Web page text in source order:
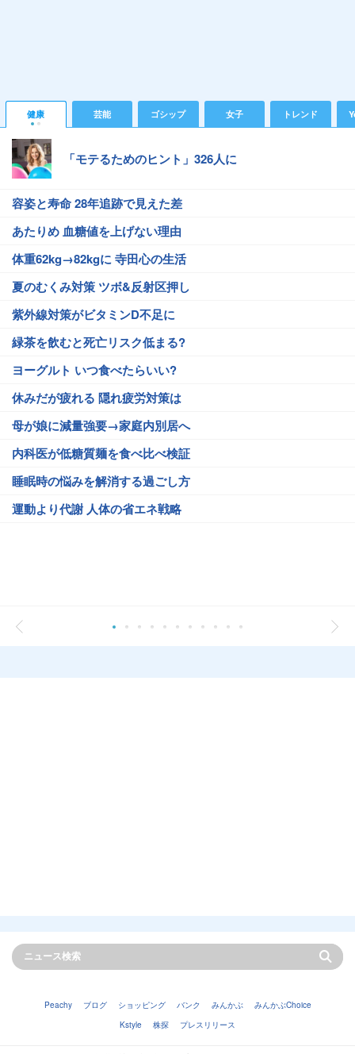
健康 芸能 ゴシップ 女子 トレンド
「モテるためのヒント」326人に
容姿と寿命 28年追跡で見えた差
あたりめ 血糖値を上げない理由
体重62kg→82kgに 寺田心の生活
夏のむくみ対策 ツボ&反射区押し
紫外線対策がビタミンD不足に
緑茶を飲むと死亡リスク低まる?
ヨーグルト いつ食べたらいい?
休みだが疲れる 隠れ疲労対策は
母が娘に減量強要→家庭内別居へ
内科医が低糖質麺を食べ比べ検証
睡眠時の悩みを解消する過ごし方
運動より代謝 人体の省エネ戦略
Peachy ブログ ショッピング バンク みんかぶ
みんかぶChoice
Kstyle
株探 プレスリリース